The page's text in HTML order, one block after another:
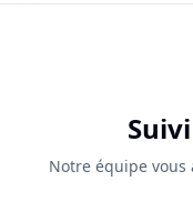
Notre équipe